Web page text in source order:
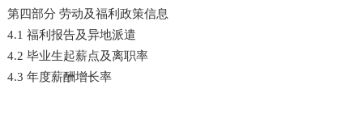
第四部分 劳动及福利政策信息
4.1 福利报告及异地派遣
4.2 毕业生起薪点及离职率
4.3 年度薪酬增长率